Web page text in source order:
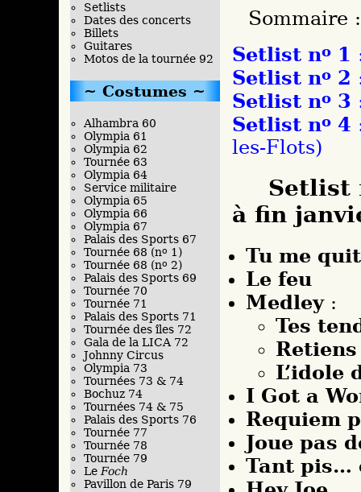
Sommaire :
Setlist no1
Setlist no2
Setlist no3
Setlist no4
les-Flots)
Setlist
à fin
Tu me
Le feu
Medley:
Tes
L’idole
I Got a
Requiem
Joue pas
Tant pis…
Setlists
Dates des concerts
Billets
Guitares
Motos de la tournée 92
Costumes
Alhambra 60
Olympia 61
Olympia 62
Tournée 63
Olympia 64
Service militaire
Olympia 65
Olympia 66
Olympia 67
Palais des Sports 67
Tournée 68 (no 1)
Tournée 68 (no 2)
Palais des Sports 69
Tournée 70
Tournée 71
Palais des Sports 71
Tournée des îles 72
Gala de la LICA 72
Johnny Circus
Olympia 73
Tournées 73 & 74
Bochuz 74
Tournées 74 & 75
Palais des Sports 76
Tournée 77
Tournée 78
Tournée 79
Le Foch
Pavillon de Paris 79